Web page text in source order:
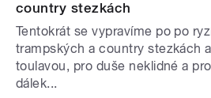
country stezkách
Tentokrát se vypravíme po po
trampských a country stezkách
toulavou, pro duše neklidné a
dálek...